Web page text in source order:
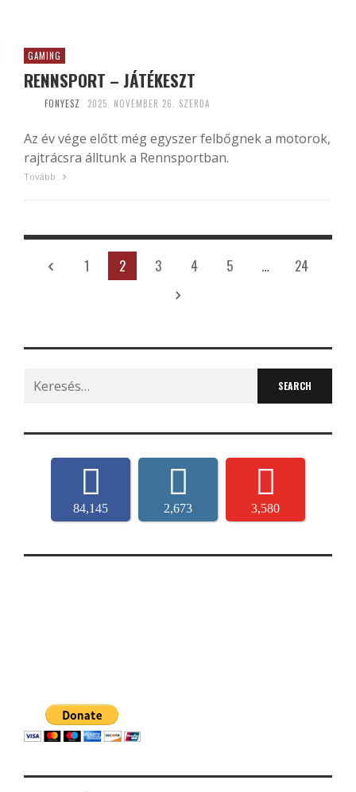
GAMING
RENNSPORT – JÁTÉKESZT
FONYESZ 2025. NOVEMBER 26. SZERDA
Az év vége előtt még egyszer felbőgnek a motorok,
rajtrácsra álltunk a Rennsportban.
Tovább
1 2 3 4 5 … 24
Search
for:
84,145 2,673 3,580